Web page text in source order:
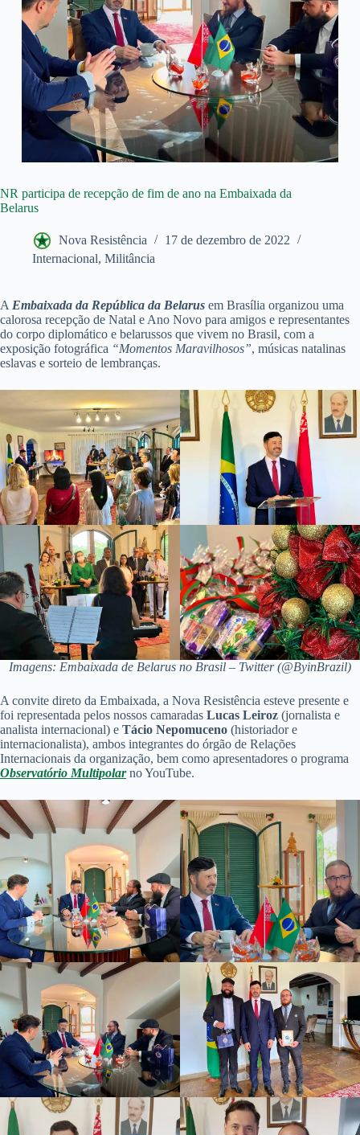
NR participa de recepção de fim de ano na Embaixada da
Belarus
Nova Resistência
17 de dezembro de 2022
Internacional, Militância
A Embaixada da República da Belarus em Brasília organizou uma
calorosa recepção de Natal e Ano Novo para amigos e representantes
do corpo diplomático e belarussos que vivem no Brasil, com a
exposição fotográfica “Momentos Maravilhosos”, músicas natalinas
eslavas e sorteio de lembranças.
Imagens: Embaixada de Belarus no Brasil – Twitter (@ByinBrazil)
A convite direto da Embaixada, a Nova Resistência esteve presente e
foi representada pelos nossos camaradas Lucas Leiroz (jornalista e
analista internacional) e Tácio Nepomuceno (historiador e
internacionalista), ambos integrantes do órgão de Relações
Internacionais da organização, bem como apresentadores o programa
Observatório Multipolarno YouTube.